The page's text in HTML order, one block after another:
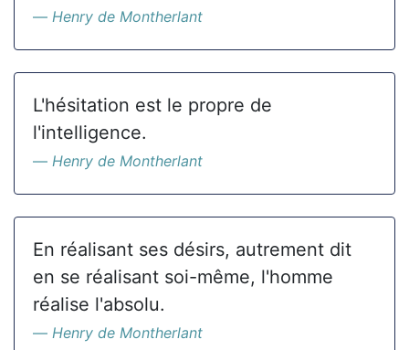
Henry de Montherlant
L'hésitation est le propre de
l'intelligence.
Henry de Montherlant
En réalisant ses désirs, autrement dit
en se réalisant soi-même, l'homme
réalise l'absolu.
Henry de Montherlant